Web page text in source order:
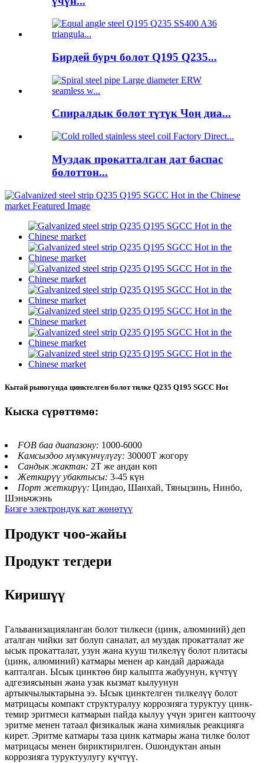
Бирдей бурч болот Q195 Q235...
Спиралдык болот түтүк Чоң диа...
Муздак прокатталган дат баспас
болоттон...
Кытай рыногунда цинктелген болот тилке Q235 Q195 SGCC Hot
Кыска сүрөттөмө:
FOB баа диапазону: 1000-6000
Камсыздоо мүмкүнчүлүгү: 30000Т жогору
Сандык жактан: 2T же андан көп
Жеткирүү убактысы: 3-45 күн
Порт жеткирүү: Циндао, Шанхай, Тяньцзинь, Нинбо,
Шэньчжэнь
Бизге электрондук кат жөнөтүү
Продукт чоо-жайы
Продукт тегдери
Киришүү
Гальванизацияланган болот тилкеси (цинк, алюминий) деп
аталган чийки зат болуп саналат, ал муздак прокатталат же
ысык прокатталат, узун жана кууш тилкелүү болот плитасы
(цинк, алюминий) катмары менен ар кандай даражада
капталган. Ысык цинктөө бир калыпта жабуунун, күчтүү
адгезиясынын жана узак кызмат кылуунун
артыкчылыктарына ээ. Ысык цинктелген тилкелүү болот
матрицасы компакт структуралуу коррозияга туруктуу цинк-
темир эритмеси катмарын пайда кылуу үчүн эриген каптоочу
эритме менен татаал физикалык жана химиялык реакцияга
кирет. Эритме катмары таза цинк катмары жана тилке болот
матрицасы менен бириктирилген. Ошондуктан анын
коррозияга туруктуулугу күчтүү.